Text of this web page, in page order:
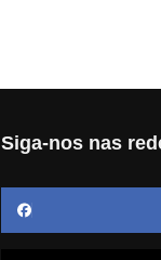
Siga-nos nas